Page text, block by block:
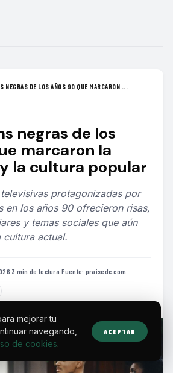
NEGRAS DE LOS AÑOS 90 QUE MARCARON ...
negras de los
marcaron la
la cultura popular
protagonizadas por
en los años 90 ofrecieron risas,
y temas sociales que aún
cultura actual.
·3 min de lectura·Fuente: praisedc.com
mejorar tu
navegando,
de cookies.
ACEPTAR